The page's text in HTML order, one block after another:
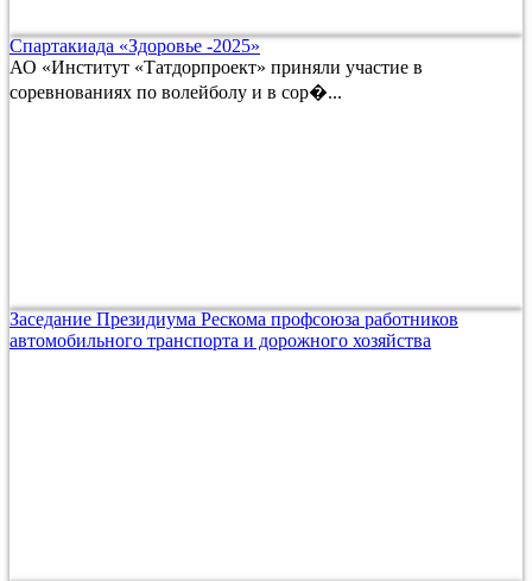
Спартакиада «Здоровье -2025»
АО «Институт «Татдорпроект» приняли участие в
соревнованиях по волейболу и в сор�...
Заседание Президиума Рескома профсоюза работников
автомобильного транспорта и дорожного хозяйства